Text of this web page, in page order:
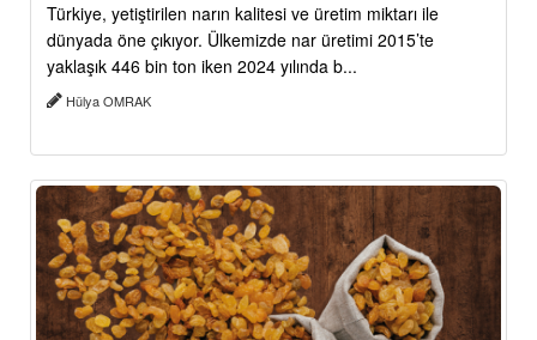
Türkiye, yetiştirilen narın kalitesi ve üretim miktarı ile
dünyada öne çıkıyor. Ülkemizde nar üretimi 2015’te
yaklaşık 446 bin ton iken 2024 yılında b...
Hülya OMRAK